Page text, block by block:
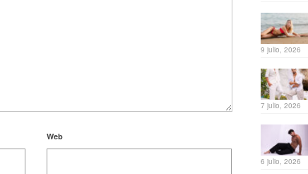
Web
9 julio, 2026
7 julio, 2026
6 julio, 2026